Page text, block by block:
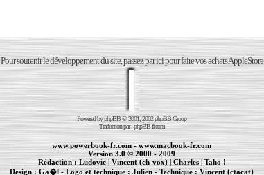
Pour soutenir le développement du site, passez par ici pour faire vos achats AppleStore
Powered byphpBB© 2001, 2002 phpBB Group
Traduction par :phpBB-fr.com
www.powerbook-fr.com-www.macbook-fr.com
Version 3.0 © 2000 - 2009
Rédaction :Ludovic| Vincent (ch-vox)|Charles| Taho !
Design : Ga�l - Logo et technique : Julien - Technique :Vincent (ctacat)